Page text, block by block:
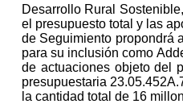
Desarrollo Rural
el presupuesto total y las
de Seguimiento propondrá
para su inclusión como
de actuaciones objeto del
presupuestaria
la cantidad total de 16